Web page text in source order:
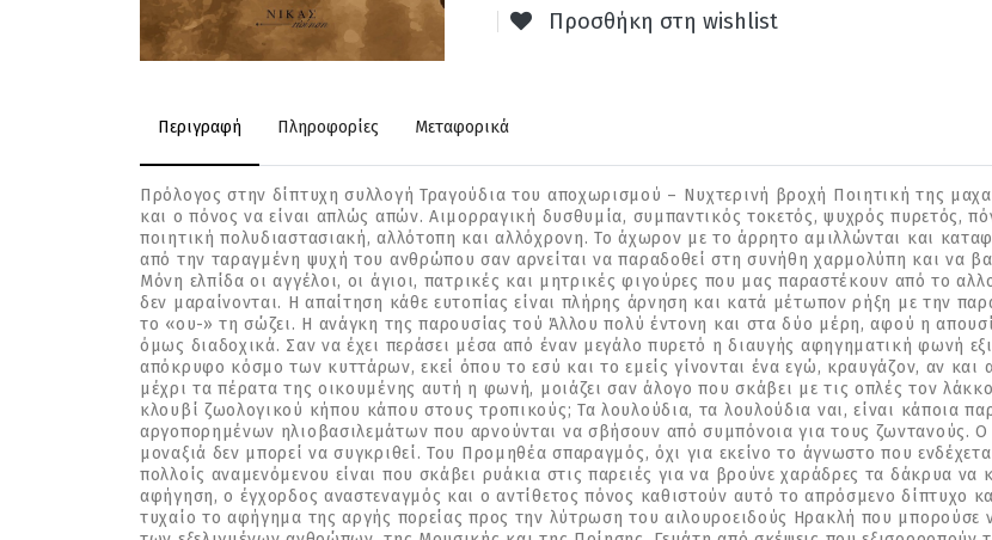
Προσθήκη στη wishlist
Περιγραφή Πληροφορίες Μεταφορικά
Πρόλογος στην δίπτυχη συλλογή Τραγούδια του αποχωρισμού – Νυχτερινή βροχή Ποιητική της
και ο πόνος να είναι απλώς απών. Αιμορραγική δυσθυμία, συμπαντικός τοκετός, ψυχρός πυρετός,
ποιητική πολυδιαστασιακή, αλλότοπη και αλλόχρονη. Το άχωρον με το άρρητο αμιλλώνται και
από την ταραγμένη ψυχή του ανθρώπου σαν αρνείται να παραδοθεί στη συνήθη χαρμολύπη και να
Μόνη ελπίδα οι αγγέλοι, οι άγιοι, πατρικές και μητρικές φιγούρες που μας παραστέκουν από το
δεν μαραίνονται. Η απαίτηση κάθε ευτοπίας είναι πλήρης άρνηση και κατά μέτωπον ρήξη με την
το «ου-» τη σώζει. Η ανάγκη της παρουσίας τού Άλλου πολύ έντονη και στα δύο μέρη, αφού η
όμως διαδοχικά. Σαν να έχει περάσει μέσα από έναν μεγάλο πυρετό η διαυγής αφηγηματική φωνή
απόκρυφο κόσμο των κυττάρων, εκεί όπου το εσύ και το εμείς γίνονται ένα εγώ, κραυγάζον, αν και
μέχρι τα πέρατα της οικουμένης αυτή η φωνή, μοιάζει σαν άλογο που σκάβει με τις οπλές τον
κλουβί ζωολογικού κήπου κάπου στους τροπικούς; Τα λουλούδια, τα λουλούδια ναι, είναι κάποια
αργοπορημένων ηλιοβασιλεμάτων που αρνούνται να σβήσουν από συμπόνοια για τους ζωντανούς.
μοναξιά δεν μπορεί να συγκριθεί. Του Προμηθέα σπαραγμός, όχι για εκείνο το άγνωστο που
πολλοίς αναμενόμενου είναι που σκάβει ρυάκια στις παρειές για να βρούνε χαράδρες τα δάκρυα
αφήγηση, ο έγχορδος αναστεναγμός και ο αντίθετος πόνος καθιστούν αυτό το απρόσμενο δίπτυχο
τυχαίο το αφήγημα της αργής πορείας προς την λύτρωση του αιλουροειδούς Ηρακλή που